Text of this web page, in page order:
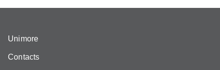
Unimore
Contacts